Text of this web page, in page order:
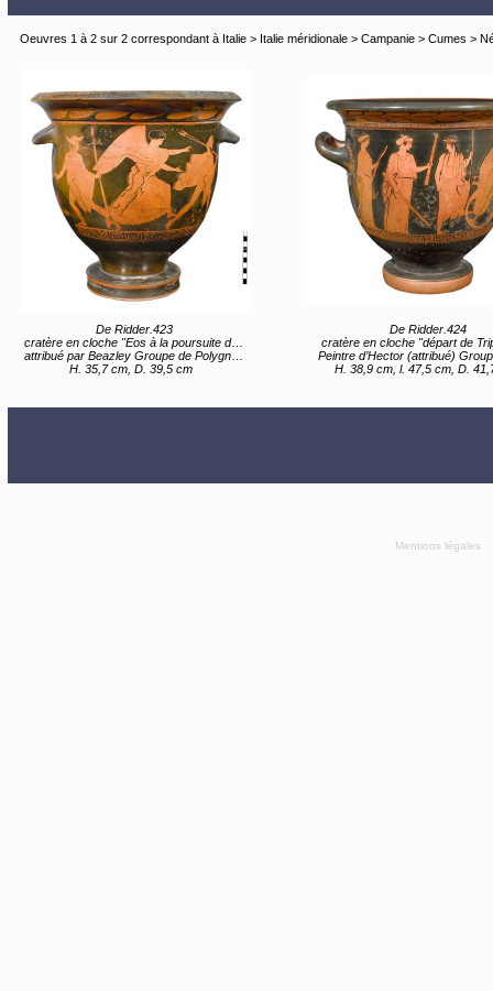
Oeuvres 1 à 2 sur 2 correspondant à Italie > Italie méridionale > Campanie > Cumes >
De Ridder.423
cratère en cloche "Eos à la poursuite de Céphale"
attribué par Beazley Groupe de Polygnotos (attribué) Peintre de Pélée (proche de) Grèce, Sterea Hellas Evoia, Attique (lieu de création) entre 450 av JC et 440 av JC
H. 35,7 cm, D. 39,5 cm
De Ridder.424
cratère en cloche "départ de
Peintre d’Hector (attribué) Groupe de Polygnotos (attribué) Grèce, Sterea Hellas Evoia, Attique (lieu de création) entre
H. 38,9 cm, l. 47,5 cm, D.
Mentions légales